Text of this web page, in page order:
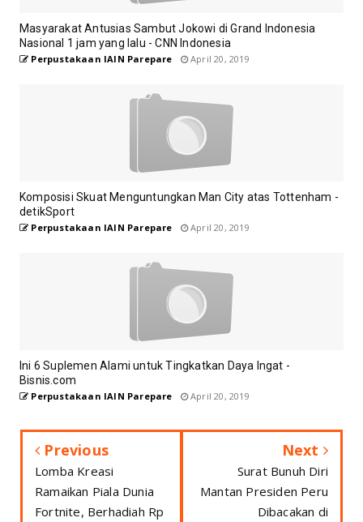
Masyarakat Antusias Sambut Jokowi di Grand Indonesia
Nasional 1 jam yang lalu - CNN Indonesia
Perpustakaan IAIN Parepare April 20, 2019
Komposisi Skuat Menguntungkan Man City atas Tottenham -
detikSport
Perpustakaan IAIN Parepare April 20, 2019
Ini 6 Suplemen Alami untuk Tingkatkan Daya Ingat -
Bisnis.com
Perpustakaan IAIN Parepare April 20, 2019
Previous
Lomba Kreasi
Ramaikan Piala Dunia
Fortnite, Berhadiah Rp
Next
Surat Bunuh Diri
Mantan Presiden Peru
Dibacakan di